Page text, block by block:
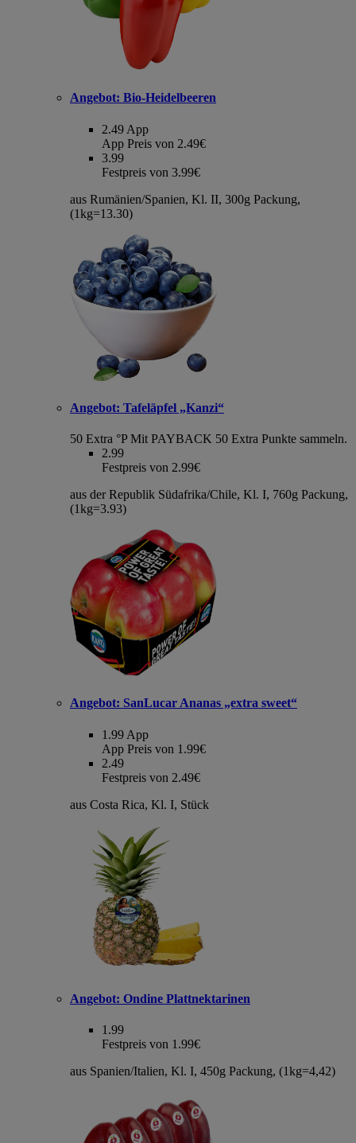
Angebot: Bio-Heidelbeeren
2.49 App
App Preis von 2.49€
3.99
Festpreis von 3.99€
aus Rumänien/Spanien, Kl. II, 300g Packung,
(1kg=13.30)
Angebot: Tafeläpfel „Kanzi“
50 Extra °P Mit PAYBACK 50 Extra Punkte sammeln.
2.99
Festpreis von 2.99€
aus der Republik Südafrika/Chile, Kl. I, 760g Packung,
(1kg=3.93)
Angebot: SanLucar Ananas „extra sweet“
1.99 App
App Preis von 1.99€
2.49
Festpreis von 2.49€
aus Costa Rica, Kl. I, Stück
Angebot: Ondine Plattnektarinen
1.99
Festpreis von 1.99€
aus Spanien/Italien, Kl. I, 450g Packung, (1kg=4,42)